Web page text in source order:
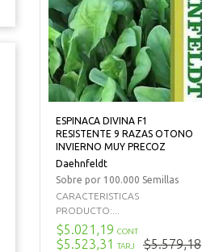
ESPINACA DIVINA F1
RESISTENTE 9 RAZAS OTONO
INVIERNO MUY PRECOZ
Daehnfeldt
Sobre por 100.000 Semillas
CARACTERISTICAS
PRODUCTO:...
$5.021,19 CONT
$5.523,31 TARJ $5.579,18